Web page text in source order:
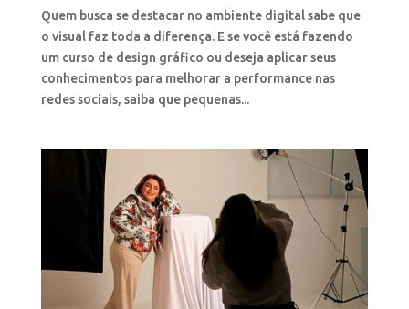
Quem busca se destacar no ambiente digital sabe que
o visual faz toda a diferença. E se você está fazendo
um curso de design gráfico ou deseja aplicar seus
conhecimentos para melhorar a performance nas
redes sociais, saiba que pequenas...